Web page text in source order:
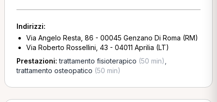
Indirizzi:
Via Angelo Resta, 86 - 00045 Genzano Di Roma (RM)
Via Roberto Rossellini, 43 - 04011 Aprilia (LT)
Prestazioni:trattamento fisioterapico (50 min)
trattamento osteopatico (50 min)